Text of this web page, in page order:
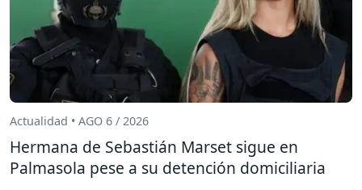
Actualidad • AGO 6 / 2026
Hermana de Sebastián Marset sigue en
Palmasola pese a su detención domiciliaria